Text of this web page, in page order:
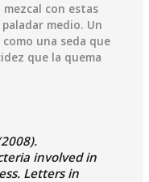
con estas
medio. Un
una seda que
que la quema
involved in
Letters in